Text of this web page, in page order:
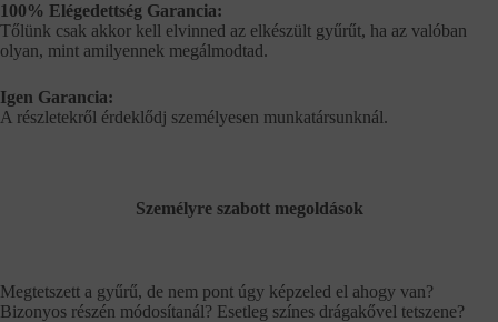
100% Elégedettség Garancia:
Tőlünk csak akkor kell elvinned az elkészült gyűrűt, ha az valóban
olyan, mint amilyennek megálmodtad.
Igen Garancia:
A részletekről érdeklődj személyesen munkatársunknál.
Személyre szabott megoldások
Megtetszett a gyűrű, de nem pont úgy képzeled el ahogy van?
Bizonyos részén módosítanál? Esetleg színes drágakővel tetszene?